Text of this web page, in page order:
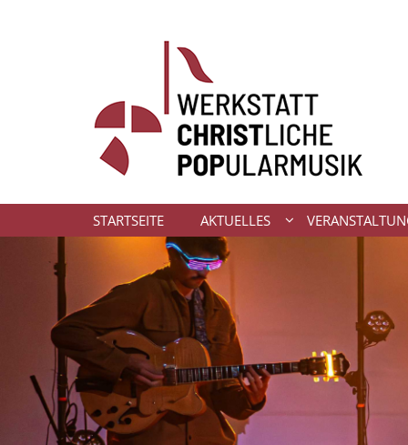
STARTSEITE AKTUELLES